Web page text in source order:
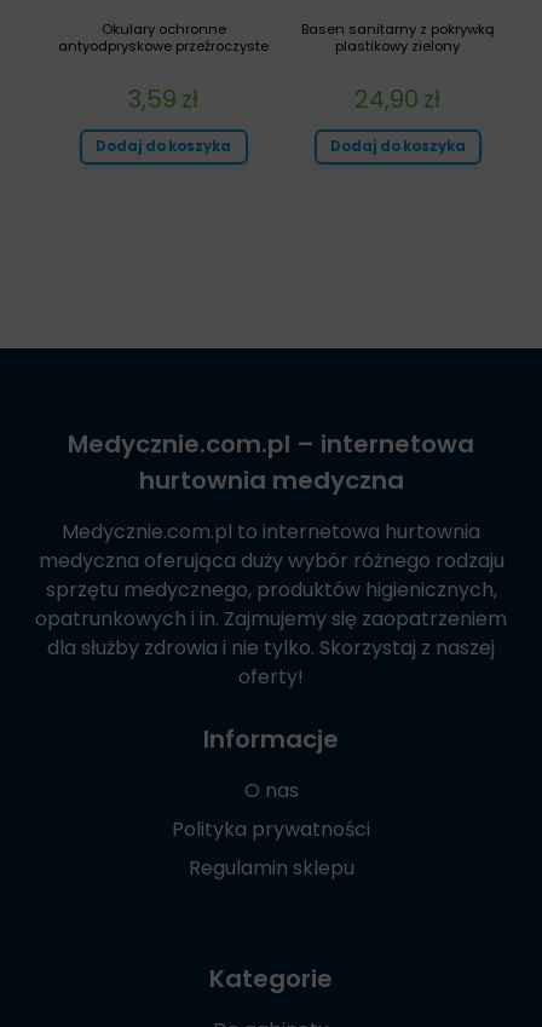
Basen sanitarny z pokrywką
plastikowy zielony
24,90 zł
Dodaj do koszyka
Okulary ochronne
antyodpryskowe przeźroczyste
3,59 zł
Dodaj do koszyka
Medycznie.com.pl – internetowa
hurtownia medyczna
Medycznie.com.pl to internetowa hurtownia
medyczna oferująca duży wybór różnego rodzaju
sprzętu medycznego, produktów higienicznych,
opatrunkowych i in. Zajmujemy się zaopatrzeniem
dla służby zdrowia i nie tylko. Skorzystaj z naszej
oferty!
Informacje
O nas
Polityka prywatności
Regulamin sklepu
Kategorie